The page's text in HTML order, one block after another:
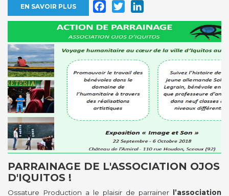
EN SAVOIR PLUS Facebook
Twitter
PARRAINAGE DE L'ASSOCIATION OJOS
D'IQUITOS !
Ossature Production a le plaisir de parrainer l’association